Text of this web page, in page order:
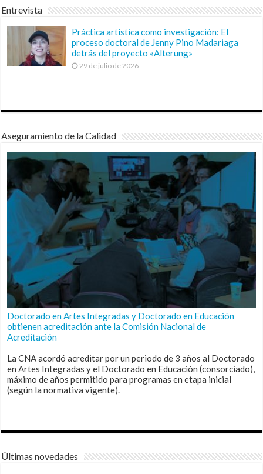
Entrevista
Práctica artística como investigación: El
proceso doctoral de Jenny Pino Madariaga
detrás del proyecto «Alterung»
29 de julio de 2026
Aseguramiento de la Calidad
Doctorado en Artes Integradas y Doctorado en Educación
obtienen acreditación ante la Comisión Nacional de
Acreditación
La CNA acordó acreditar por un periodo de 3 años al Doctorado
en Artes Integradas y el Doctorado en Educación (consorciado),
máximo de años permitido para programas en etapa inicial
(según la normativa vigente).
Últimas novedades